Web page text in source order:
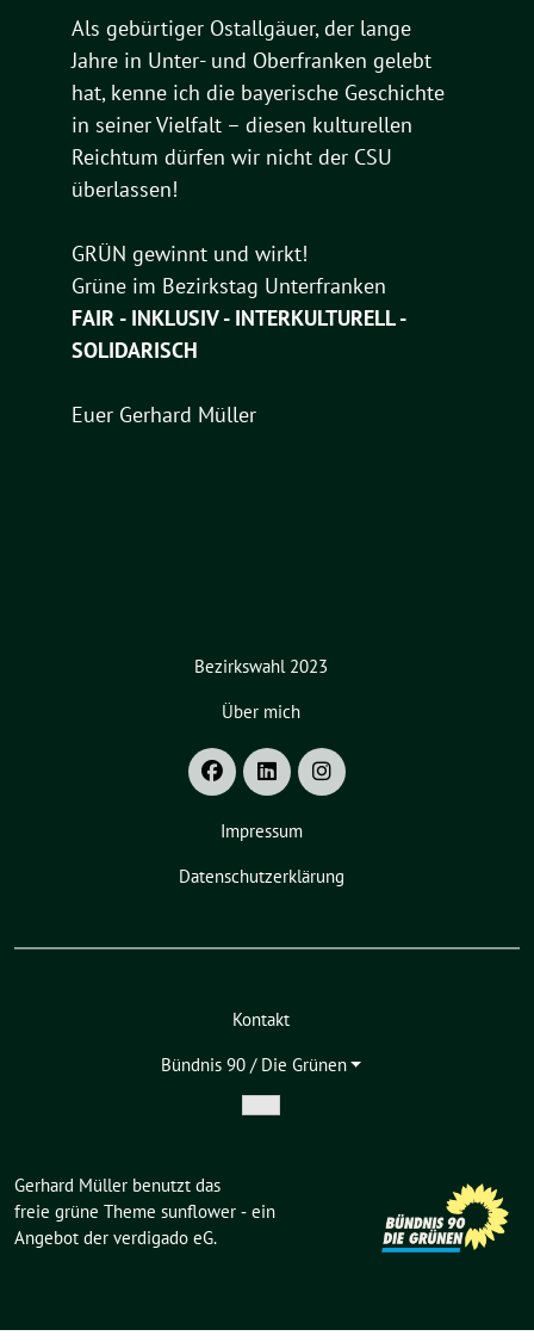
Als gebürtiger Ostallgäuer, der lange
Jahre in Unter- und Oberfranken gelebt
hat, kenne ich die bayerische Geschichte
in seiner Vielfalt – diesen kulturellen
Reichtum dürfen wir nicht der CSU
überlassen!
GRÜN gewinnt und wirkt!
Grüne im Bezirkstag Unterfranken
FAIR - INKLUSIV - INTERKULTURELL -
SOLIDARISCH
Euer Gerhard Müller
Bezirkswahl 2023
Über mich
Impressum
Datenschutzerklärung
Kontakt
Bündnis 90 / Die Grünen
Zeige
Gerhard Müller benutzt das
freie grüne Theme sunflower ‐ ein
Angebot der verdigado eG.